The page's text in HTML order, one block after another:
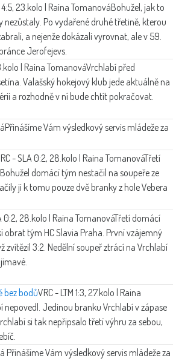
4:5, 23.kolo | Raina TomanováBohužel, jak to
Po vydařené druhé třetině, kterou
a nejenže dokázali vyrovnat, ale v 59.
Jerofejevs.
| Raina TomanováVrchlabí před
Valašský hokejový klub jede aktuálně na
a rozhodně v ní bude chtít pokračovat.
Přinášíme Vám výsledkový servis mládeže za
- SLA 0:2, 28.kolo | Raina TomanováTřetí
domácí tým nestačil na soupeře ze
ji k tomu pouze dvě branky z hole Vebera
0:2, 28.kolo | Raina TomanováTřetí domácí
tým HC Slavia Praha. První vzájemný
zvítězil 3:2. Nedělní soupeř ztrácí na Vrchlabí
bez bodůVRC - LTM 1:3, 27.kolo | Raina
Jedinou branku Vrchlabí v zápase
si tak nepřipsalo třetí výhru za sebou,
Přinášíme Vám výsledkový servis mládeže za